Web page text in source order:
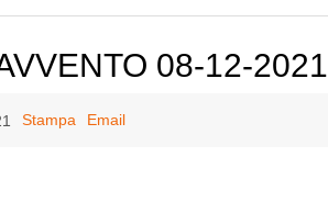
08-12-2021
Stampa Email